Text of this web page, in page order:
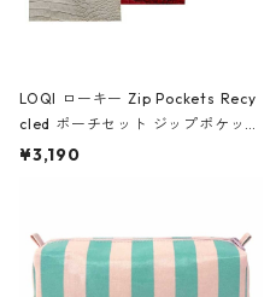
LOQI ローキー Zip Pockets Recy
cled ポーチセット ジップポケット
ファスナーポーチ 撥水加工 トラベ
ーガンディー、オフホワイト
¥3,190